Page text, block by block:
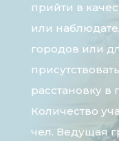
прийти в
или
городов или
расстановку в
Количество
чел. Ведущая